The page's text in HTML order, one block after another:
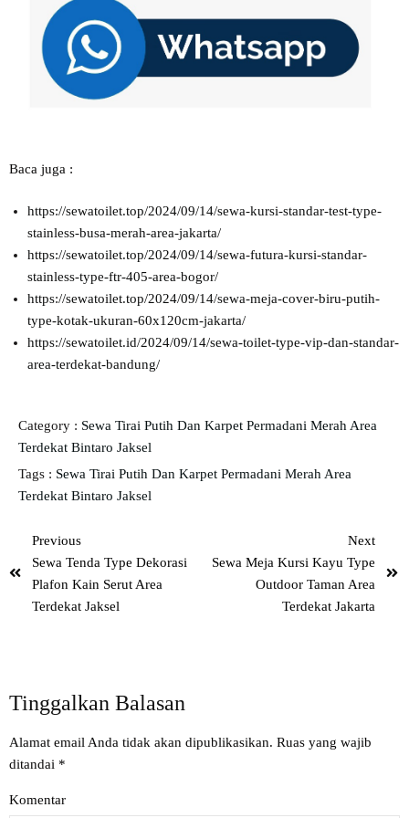
Baca juga :
https://sewatoilet.top/2024/09/14/sewa-kursi-standar-test-type-
stainless-busa-merah-area-jakarta/
https://sewatoilet.top/2024/09/14/sewa-futura-kursi-standar-
stainless-type-ftr-405-area-bogor/
https://sewatoilet.top/2024/09/14/sewa-meja-cover-biru-putih-
type-kotak-ukuran-60x120cm-jakarta/
https://sewatoilet.id/2024/09/14/sewa-toilet-type-vip-dan-standar-
area-terdekat-bandung/
Category : Sewa Tirai Putih Dan Karpet Permadani Merah Area
Terdekat Bintaro Jaksel
Tags : Sewa Tirai Putih Dan Karpet Permadani Merah Area
Terdekat Bintaro Jaksel
Previous
Sewa Tenda Type Dekorasi
Plafon Kain Serut Area
Terdekat Jaksel
Next
Sewa Meja Kursi Kayu Type
Outdoor Taman Area
Terdekat Jakarta
Tinggalkan Balasan
Alamat email Anda tidak akan dipublikasikan. Ruas yang wajib
ditandai *
Komentar